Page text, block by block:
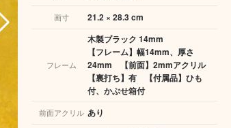
画寸 21.2 × 28.3 cm
フレーム
木製ブラック 14mm
【フレーム】幅14mm、厚さ
24mm 【前面】2mmアクリル
【裏打ち】有 【付属品】ひも
付、かぶせ箱付
前面アクリル あり